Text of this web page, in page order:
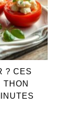
? CES
THON